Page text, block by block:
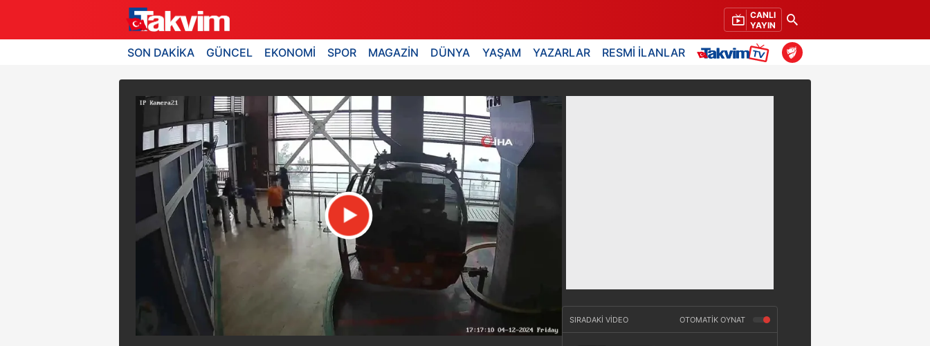
CANLI
YAYIN
SON DAKİKA GÜNCEL EKONOMİ SPOR MAGAZİN DÜNYA YAŞAM YAZARLAR RESMİ İLANLAR
SIRADAKİ VİDEO OTOMATİK OYNAT